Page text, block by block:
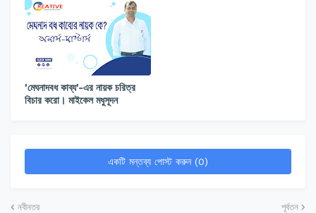
'মেঘনাদবধ কাব্য'-এর নায়ক চরিত্র
বিচার করো। মাইকেল মধুসূদন
একটি মন্তব্য পোস্ট করুন (0)
নবীনতর পূর্বতন